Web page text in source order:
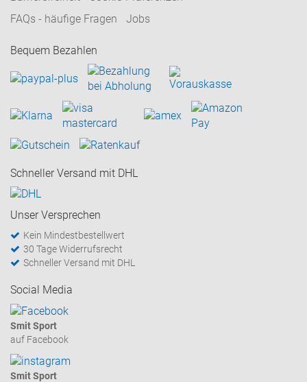
FAQs - häufige Fragen
Jobs
Bequem Bezahlen
Schneller Versand mit DHL
Unser Versprechen
Kein Mindestbestellwert
30 Tage Widerrufsrecht
Schneller Versand mit DHL
Social Media
Smit Sport
auf Facebook
Smit Sport